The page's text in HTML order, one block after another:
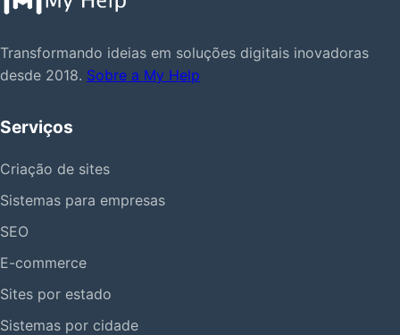
Transformando ideias em soluções digitais inovadoras
desde 2018. Sobre a My Help
Serviços
Criação de sites
Sistemas para empresas
SEO
E-commerce
Sites por estado
Sistemas por cidade